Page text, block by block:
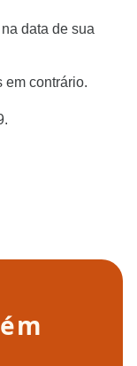
data de sua
em contrário.